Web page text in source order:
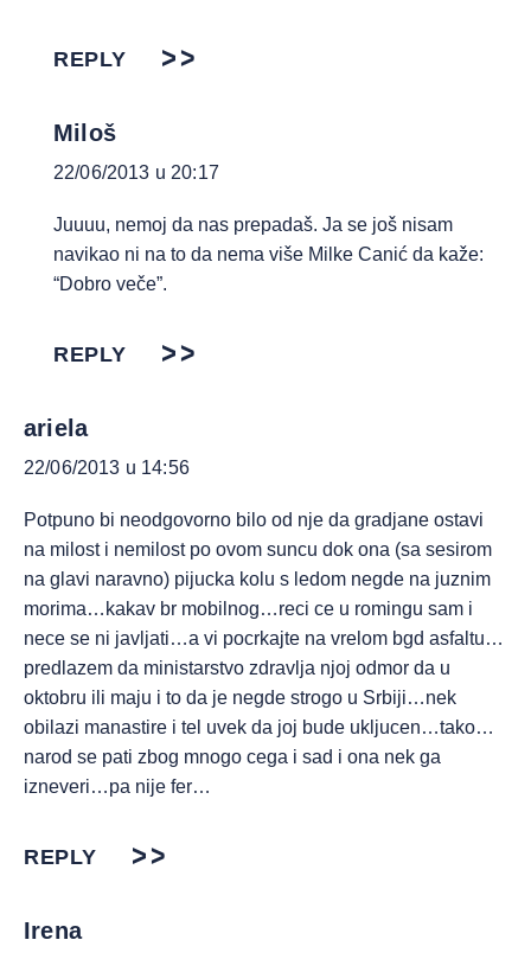
REPLY
Miloš
22/06/2013 u 20:17
Juuuu, nemoj da nas prepadaš. Ja se još nisam
navikao ni na to da nema više Milke Canić da kaže:
“Dobro veče”.
REPLY
ariela
22/06/2013 u 14:56
Potpuno bi neodgovorno bilo od nje da gradjane ostavi
na milost i nemilost po ovom suncu dok ona (sa sesirom
na glavi naravno) pijucka kolu s ledom negde na juznim
morima…kakav br mobilnog…reci ce u romingu sam i
nece se ni javljati…a vi pocrkajte na vrelom bgd asfaltu…
predlazem da ministarstvo zdravlja njoj odmor da u
oktobru ili maju i to da je negde strogo u Srbiji…nek
obilazi manastire i tel uvek da joj bude ukljucen…tako…
narod se pati zbog mnogo cega i sad i ona nek ga
izneveri…pa nije fer…
REPLY
Irena